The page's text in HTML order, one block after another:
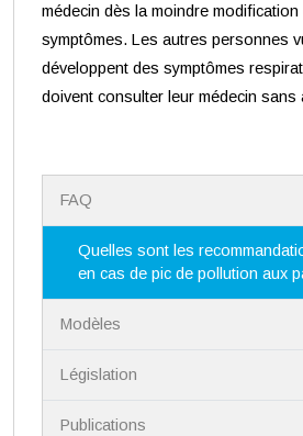
médecin dès la moindre modification
symptômes. Les autres personnes
développent des symptômes
doivent consulter leur médecin sans
v
FAQ
Quelles sont les
en cas de pic de pollution aux
Modèles
Législation
Publications